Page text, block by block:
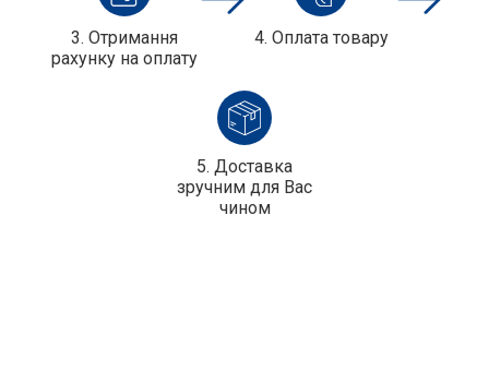
3. Отримання
рахунку на оплату
4. Оплата товару
5. Доставка
зручним для Вас
чином